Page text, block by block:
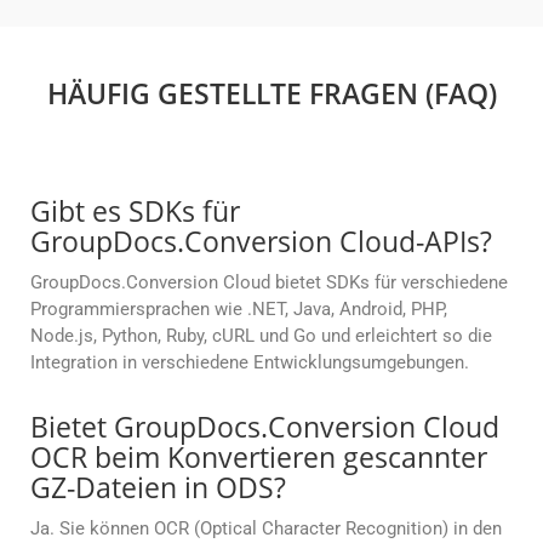
HÄUFIG GESTELLTE FRAGEN (FAQ)
Gibt es SDKs für
GroupDocs.Conversion Cloud-APIs?
GroupDocs.Conversion Cloud bietet SDKs für verschiedene
Programmiersprachen wie .NET, Java, Android, PHP,
Node.js, Python, Ruby, cURL und Go und erleichtert so die
Integration in verschiedene Entwicklungsumgebungen.
Bietet GroupDocs.Conversion Cloud
OCR beim Konvertieren gescannter
GZ-Dateien in ODS?
Ja. Sie können OCR (Optical Character Recognition) in den